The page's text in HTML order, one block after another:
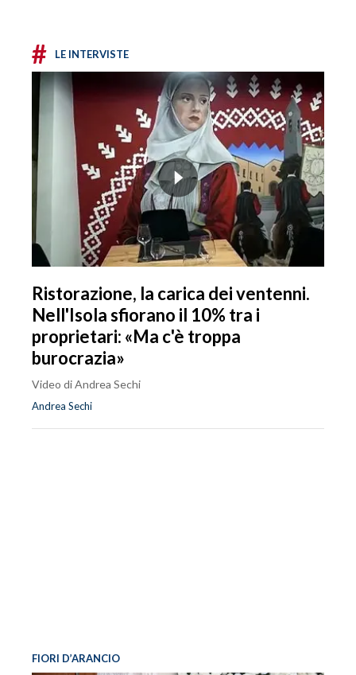
# LE INTERVISTE
Ristorazione, la carica dei ventenni.
Nell'Isola sfiorano il 10% tra i
proprietari: «Ma c'è troppa
burocrazia»
Video di Andrea Sechi
Andrea Sechi
FIORI D’ARANCIO